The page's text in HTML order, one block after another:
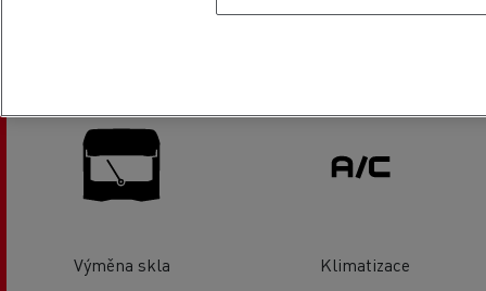
Výměna skla Klimatizace